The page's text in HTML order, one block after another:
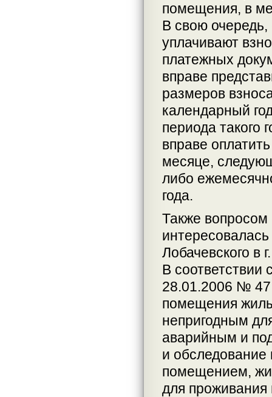
помещения, в
В свою
уплачивают
платежных
вправе
размеров
календарный
периода такого
вправе
месяце,
либо
года.
Также
Лобачевского в
В соответствии
28.01.2006 №
помещения
непригодным
аварийным и
и
помещением,
для проживания